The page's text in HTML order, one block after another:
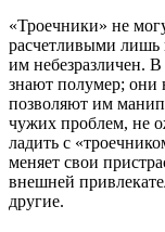
«Троечники» не
расчетливыми лишь
им небезразличен.
знают полумер; они
позволяют им
чужих проблем, не
ладить с
меняет свои
внешней
другие.